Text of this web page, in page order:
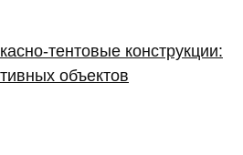
конструкции:
объектов